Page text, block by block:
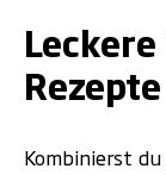
Rezepte
Kombinierst